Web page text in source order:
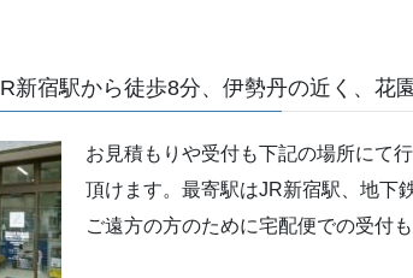
新宿駅から徒歩8分、伊勢丹の近く、花
お見積もりや受付も下記の場所にて
頂けます。最寄駅はJR新宿駅、地下
ご遠方の方のために宅配便での受付